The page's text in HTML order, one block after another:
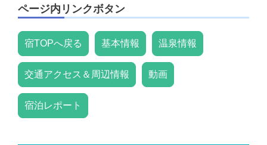
ページ内リンクボタン
宿TOPへ戻る 基本情報 温泉情報
交通アクセス＆周辺情報 動画
宿泊レポート